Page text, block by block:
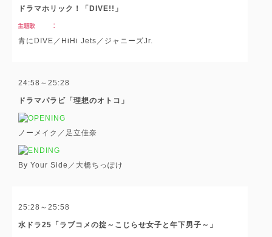
ドラマホリック！「DIVE!!」
青にDIVE／HiHi Jets／ジャニーズJr.
24:58～25:28
ドラマパラビ「理想のオトコ」
ノーメイク／足立佳奈
By Your Side／大橋ちっぽけ
25:28～25:58
水ドラ25「ラブコメの掟～こじらせ女子と年下男子～」